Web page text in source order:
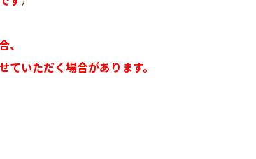
、
いただく場合があります。